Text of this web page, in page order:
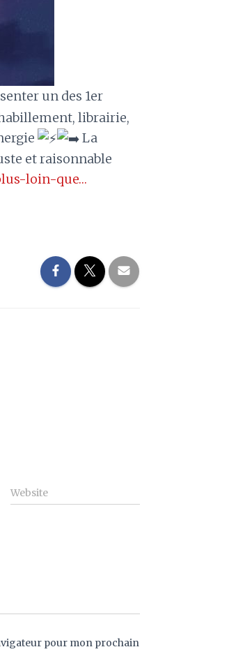
un des 1er
librairie,
La
et raisonnable
loin-que…
Website
pour mon prochain